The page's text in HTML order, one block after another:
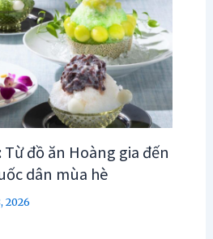
đồ ăn Hoàng gia đến
dân mùa hè
2026